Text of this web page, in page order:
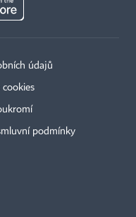
údajů
cookies
podmínky